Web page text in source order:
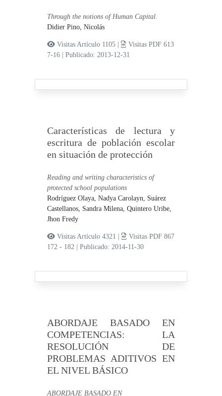
Through the notions of Human Capital.
Didier Pino, Nicolás
Visitas Artículo 1105 |
Visitas PDF 613
7-16
|Publicado: 2013-12-31
Características de lectura y
escritura de población escolar
en situación de protección
Reading and writing characteristics of
protected school populations
Rodríguez Olaya, Nadya Carolayn, Suárez
Castellanos, Sandra Milena,Quintero Uribe,
Jhon Fredy
Visitas Artículo 4321 |
Visitas PDF 867
172 - 182
|Publicado: 2014-11-30
ABORDAJE BASADO EN
COMPETENCIAS: LA
RESOLUCIÓN DE
PROBLEMAS ADITIVOS EN
EL NIVEL BÁSICO
ABORDAJE BASADO EN